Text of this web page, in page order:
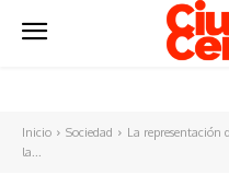
Inicio Sociedad
La representación
la...